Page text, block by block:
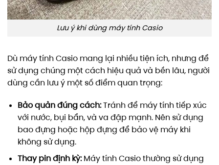
Lưu ý khi dùng máy tính Casio
Dù máy tính Casio mang lại nhiều tiện ích, nhưng để
sử dụng chúng một cách hiệu quả và bền lâu, người
dùng cần lưu ý một số điểm quan trọng:
Bảo quản đúng cách:Tránh để máy tính tiếp xúc
với nước, bụi bẩn, và va đập mạnh. Nên sử dụng
bao đựng hoặc hộp đựng để bảo vệ máy khi
không sử dụng.
Thay pin định kỳ:Máy tính Casio thường sử dụng